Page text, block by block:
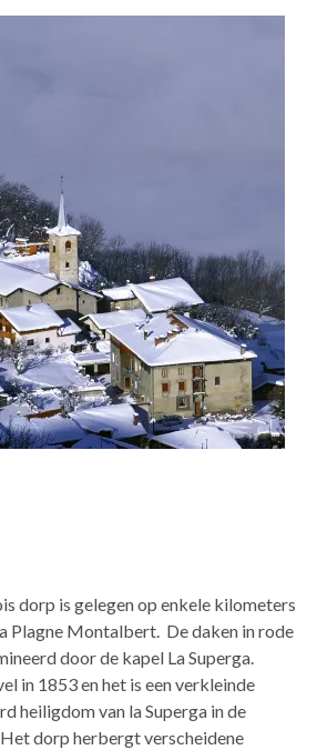
dorp is gelegen op enkele kilometers
Plagne Montalbert. De daken in rode
door de kapel La Superga.
in 1853 en het is een verkleinde
heiligdom van la Superga in de
dorp herbergt verscheidene